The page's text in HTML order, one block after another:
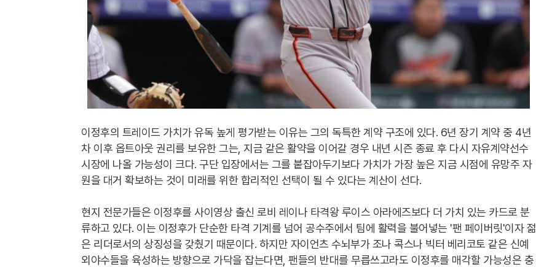
이정후의 트레이드 가치가 유독 높게 평가받는 이유는 그의 독특한 계약 구조에 있다. 6년 장기 계약 중 4년
차 이후 옵트아웃 권리를 보유한 그는, 지금 같은 활약을 이어갈 경우 내년 시즌 종료 후 다시 자유계약선수
시장에 나올 가능성이 크다. 구단 입장에서는 그를 붙잡아두기보다 가치가 가장 높은 지금 시점에 유망주 자
원을 대거 확보하는 것이 미래를 위한 합리적인 선택이 될 수 있다는 계산이 선다.
현지 전문가들은 이정후를 사이영상 출신 로비 레이나 타격왕 루이스 아라에즈보다 더 가치 있는 카드로 분
류하고 있다. 이는 이정후가 단순한 타격 기계를 넘어 공수주에서 팀에 활력을 불어넣는 '팬 페이버릿'이자 젊
은 리더로서의 상징성을 갖췄기 때문이다. 하지만 자이언츠 수뇌부가 조나 콕스나 빅터 베리코토 같은 신예
외야수들을 육성하는 방향으로 가닥을 잡는다면, 팬들의 반대를 무릅쓰고라도 이정후를 매각할 가능성은 충